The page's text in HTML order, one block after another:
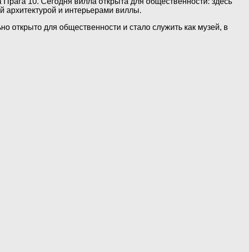
архитектурой и интерьерами виллы.
открыто для общественности и стало служить как музей, в